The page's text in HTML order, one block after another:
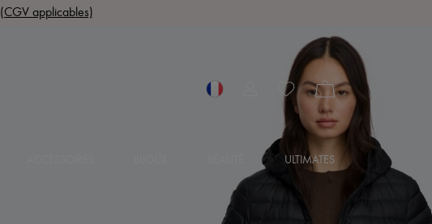
(CGV applicables)
ULTIMATES